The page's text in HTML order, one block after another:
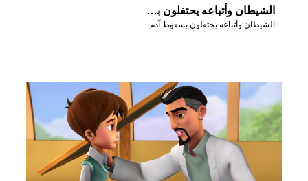
الشيطان وأتباعه يحتفلون بسقوط آدم وحوا في جنة عدن.
الشيطان وأتباعه يحتفلون بسقوط آدم وحوا في جنة عدن.